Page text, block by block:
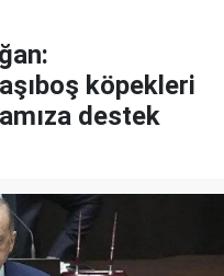
köpekleri
destek